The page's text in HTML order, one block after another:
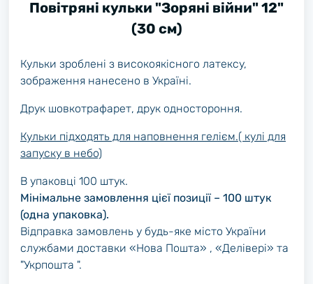
Повітряні кульки "Зоряні війни" 12"
(30 см)
Кульки зроблені з високоякісного латексу,
зображення нанесено в Україні.
Друк шовкотрафарет, друк одностороння.
Кульки підходять для наповнення гелієм.( кулі для
запуску в небо)
В упаковці 100 штук.
Мінімальне замовлення цієї позиції – 100 штук
(одна упаковка).
Відправка замовлень у будь-яке місто України
службами доставки «Нова Пошта» , «Делівері» та
"Укрпошта ".